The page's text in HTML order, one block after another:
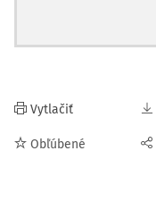
Vytlačiť
Obľúbené